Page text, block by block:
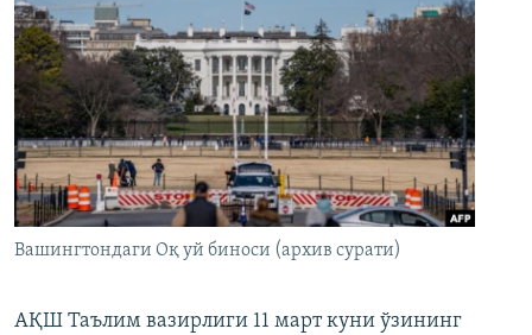
Вашингтондаги Оқ уй биноси (архив сурати)
АҚШ Таълим вазирлиги 11 март куни ўзининг